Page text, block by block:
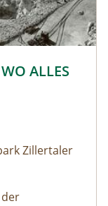
m im
ALLES
Zillertaler
der